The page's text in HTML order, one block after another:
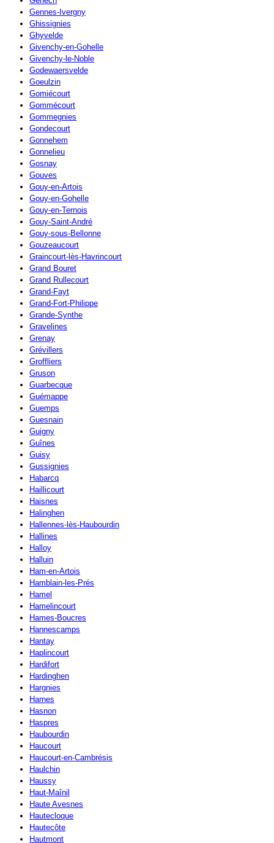
Gennes-Ivergny
Ghissignies
Ghyvelde
Givenchy-en-Gohelle
Givenchy-le-Noble
Godewaersvelde
Goeulzin
Gomiécourt
Gommécourt
Gommegnies
Gondecourt
Gonnehem
Gonnelieu
Gosnay
Gouves
Gouy-en-Artois
Gouy-en-Gohelle
Gouy-en-Ternois
Gouy-Saint-André
Gouy-sous-Bellonne
Gouzeaucourt
Graincourt-lès-Havrincourt
Grand Bouret
Grand Rullecourt
Grand-Fayt
Grand-Fort-Philippe
Grande-Synthe
Gravelines
Grenay
Grévillers
Groffliers
Gruson
Guarbecque
Guémappe
Guemps
Guesnain
Guigny
Guînes
Guisy
Gussignies
Habarcq
Haillicourt
Haisnes
Halinghen
Hallennes-lès-Haubourdin
Hallines
Halloy
Halluin
Ham-en-Artois
Hamblain-les-Prés
Hamel
Hamelincourt
Hames-Boucres
Hannescamps
Hantay
Haplincourt
Hardifort
Hardinghen
Hargnies
Harnes
Hasnon
Haspres
Haubourdin
Haucourt
Haucourt-en-Cambrésis
Haulchin
Haussy
Haut-Maînil
Haute Avesnes
Hautecloque
Hautecôte
Hautmont